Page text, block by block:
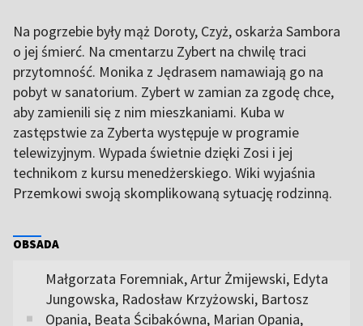
Na pogrzebie były mąż Doroty, Czyż, oskarża Sambora
o jej śmierć. Na cmentarzu Zybert na chwilę traci
przytomność. Monika z Jędrasem namawiają go na
pobyt w sanatorium. Zybert w zamian za zgodę chce,
aby zamienili się z nim mieszkaniami. Kuba w
zastępstwie za Zyberta występuje w programie
telewizyjnym. Wypada świetnie dzięki Zosi i jej
technikom z kursu menedżerskiego. Wiki wyjaśnia
Przemkowi swoją skomplikowaną sytuację rodzinną.
OBSADA
Małgorzata Foremniak, Artur Żmijewski, Edyta
Jungowska, Radosław Krzyżowski, Bartosz
Opania, Beata Ścibakówna, Marian Opania,